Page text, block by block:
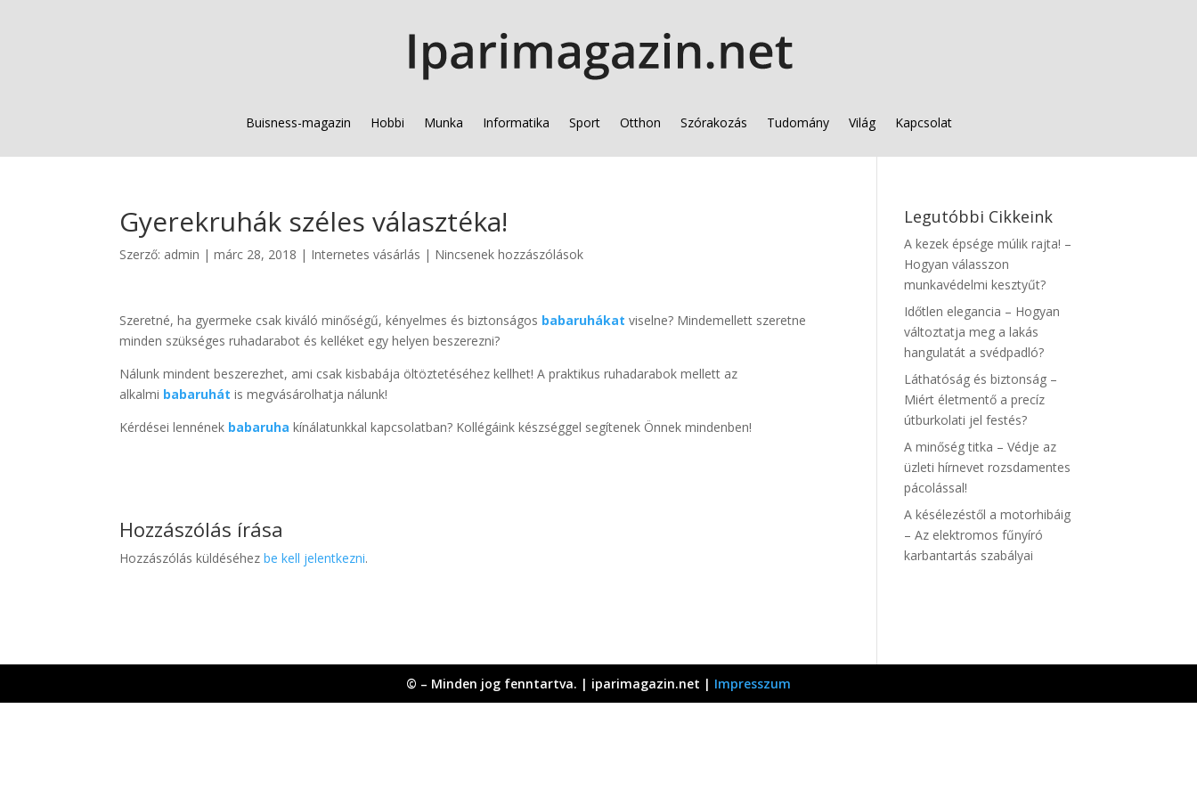
Buisness-magazin Hobbi Munka Informatika Sport Otthon Szórakozás Tudomány Világ Kapcsolat
Gyerekruhák széles választéka!
Szerző: admin |márc 28, 2018 | Internetes vásárlás | Nincsenek hozzászólások
Szeretné, ha gyermeke csak kiváló minőségű, kényelmes és biztonságos babaruhákat viselne? Mindemellett szeretne
minden szükséges ruhadarabot és kelléket egy helyen beszerezni?
Nálunk mindent beszerezhet, ami csak kisbabája öltöztetéséhez kellhet! A praktikus ruhadarabok mellett az
alkalmi babaruhát is megvásárolhatja nálunk!
Kérdései lennének babaruha kínálatunkkal kapcsolatban? Kollégáink készséggel segítenek Önnek mindenben!
Hozzászólás írása
Hozzászólás küldéséhezbe kell jelentkezni.
Legutóbbi Cikkeink
A kezek épsége múlik rajta! –
Hogyan válasszon
munkavédelmi kesztyűt?
Időtlen elegancia – Hogyan
változtatja meg a lakás
hangulatát a svédpadló?
Láthatóság és biztonság –
Miért életmentő a precíz
útburkolati jel festés?
A minőség titka – Védje az
üzleti hírnevet rozsdamentes
pácolással!
A késélezéstől a motorhibáig
– Az elektromos fűnyíró
karbantartás szabályai
© – Minden jog fenntartva. | iparimagazin.net | Impresszum